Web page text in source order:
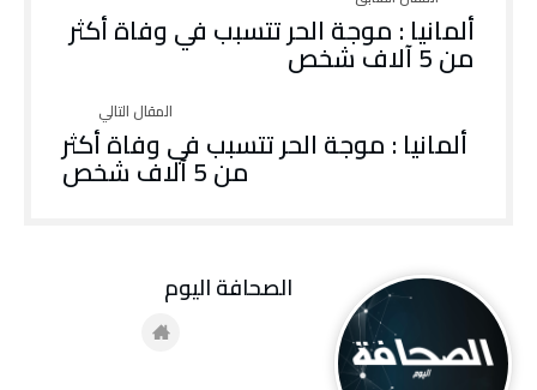
ألمانيا : موجة الحر تتسبب في وفاة أكثر
من 5 آلاف شخص
ألمانيا : موجة الحر تتسبب في وفاة أكثر
من 5 آلاف شخص